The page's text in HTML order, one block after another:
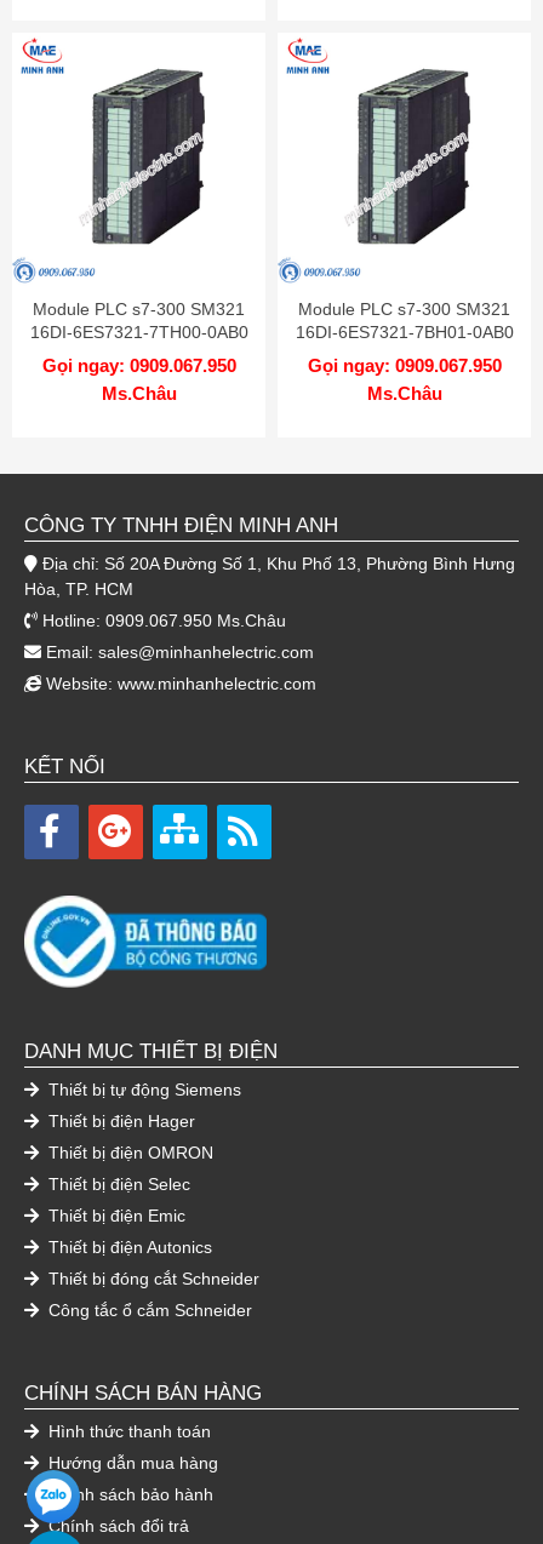
Module PLC s7-300 SM321
16DI-6ES7321-7TH00-0AB0
Gọi ngay: 0909.067.950
Ms.Châu
Module PLC s7-300 SM321
16DI-6ES7321-7BH01-0AB0
Gọi ngay: 0909.067.950
Ms.Châu
CÔNG TY TNHH ĐIỆN MINH ANH
Địa chỉ: Số 20A Đường Số 1, Khu Phố 13, Phường Bình Hưng
Hòa, TP. HCM
Hotline: 0909.067.950 Ms.Châu
Email: sales@minhanhelectric.com
Website: www.minhanhelectric.com
KẾT NỐI
DANH MỤC THIẾT BỊ ĐIỆN
Thiết bị tự động Siemens
Thiết bị điện Hager
Thiết bị điện OMRON
Thiết bị điện Selec
Thiết bị điện Emic
Thiết bị điện Autonics
Thiết bị đóng cắt Schneider
Công tắc ổ cắm Schneider
CHÍNH SÁCH BÁN HÀNG
Hình thức thanh toán
Hướng dẫn mua hàng
Chính sách bảo hành
Chính sách đổi trả